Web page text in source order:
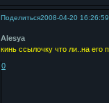
Поделиться2008-04-20 16:26:59
Alesya
кинь ссылочку что ли..на его
0